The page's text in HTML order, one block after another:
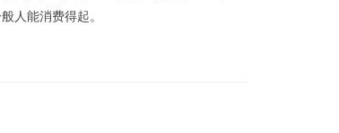
人能消费得起。